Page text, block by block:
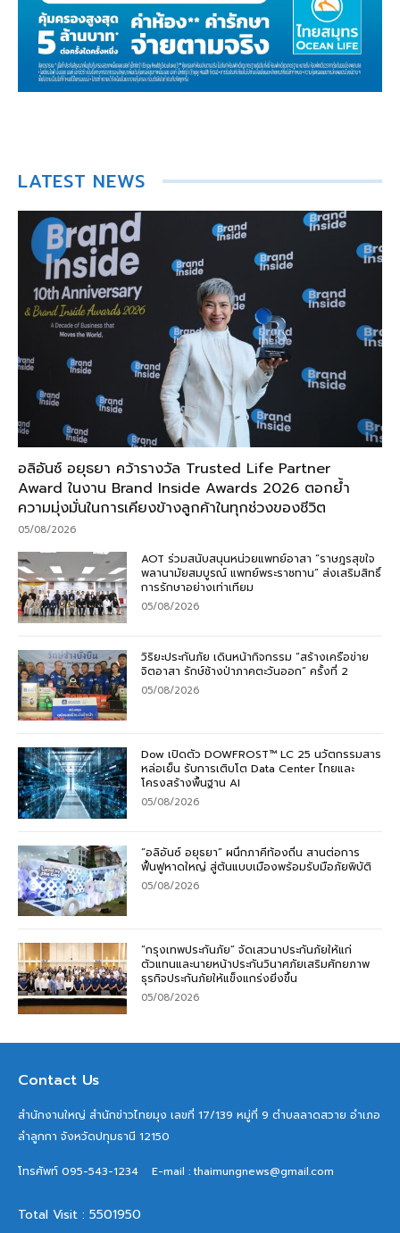
LATEST NEWS
อลิอันซ์ อยุธยา คว้ารางวัล Trusted Life Partner
Award ในงาน Brand Inside Awards 2026 ตอกย้ำ
ความมุ่งมั่นในการเคียงข้างลูกค้าในทุกช่วงของชีวิต
05/08/2026
AOT ร่วมสนับสนุนหน่วยแพทย์อาสา “ราษฎรสุขใจ
พลานามัยสมบูรณ์ แพทย์พระราชทาน” ส่งเสริมสิทธิ์
การรักษาอย่างเท่าเทียม
05/08/2026
วิริยะประกันภัย เดินหน้ากิจกรรม “สร้างเครือข่าย
จิตอาสา รักษ์ช้างป่าภาคตะวันออก” ครั้งที่ 2
05/08/2026
Dow เปิดตัว DOWFROST™ LC 25 นวัตกรรมสาร
หล่อเย็น รับการเติบโต Data Center ไทยและ
โครงสร้างพื้นฐาน AI
05/08/2026
“อลิอันซ์ อยุธยา” ผนึกภาคีท้องถิ่น สานต่อการ
ฟื้นฟูหาดใหญ่ สู่ต้นแบบเมืองพร้อมรับมือภัยพิบัติ
05/08/2026
“กรุงเทพประกันภัย” จัดเสวนาประกันภัยให้แก่
ตัวแทนและนายหน้าประกันวินาศภัยเสริมศักยภาพ
ธุรกิจประกันภัยให้แข็งแกร่งยิ่งขึ้น
05/08/2026
Contact Us
สำนักงานใหญ่ สำนักข่าวไทยมุง เลขที่ 17/139 หมู่ที่ 9 ตำบลลาดสวาย อำเภอ
ลำลูกกา จังหวัดปทุมธานี 12150
โทรศัพท์ 095-543-1234 E-mail : thaimungnews@gmail.com
Total Visit : 5501950